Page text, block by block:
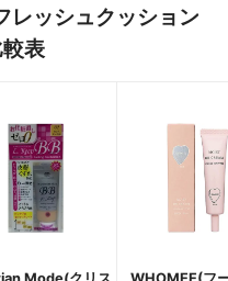
レッシュクッション
表